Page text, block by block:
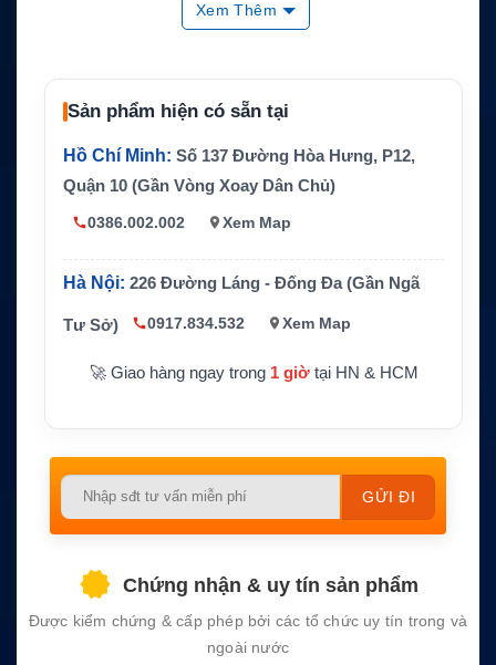
Khoảng 50g
Nhiệt độ xả -20℃ đến 60℃
Xem Thêm
Sản phẩm hiện có sẵn tại
Hồ Chí Minh: Số 137 Đường Hòa Hưng, P12,
Quận 10 (Gần Vòng Xoay Dân Chủ)
0386.002.002 Xem Map
Hà Nội: 226 Đường Láng - Đống Đa (Gần Ngã
Tư Sở) 0917.834.532 Xem Map
🚀 Giao hàng ngay trong 1 giờtại HN & HCM
Please
empty.
Chứng nhận & uy tín sản phẩm
Được kiểm chứng & cấp phép bởi các tổ chức uy tín trong và
ngoài nước